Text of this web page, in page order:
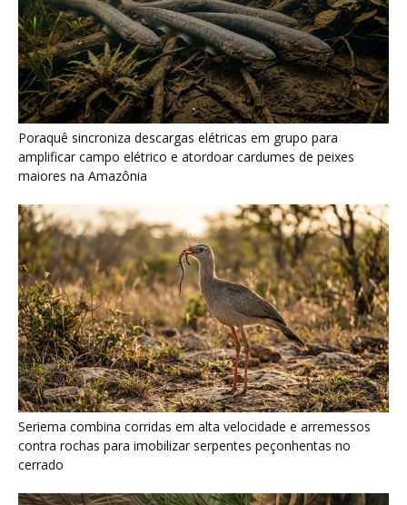
Seriema combina corridas em alta velocidade e arremessos
contra rochas para imobilizar serpentes peçonhentas no
cerrado
Serpente escavadora brasileira Tametara mirim reescreve a
evolução dos répteis